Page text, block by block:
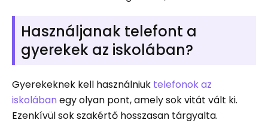
Használjanak telefont a
gyerekek az iskolában?
Gyerekeknek kell használniuk telefonok az
iskolában egy olyan pont, amely sok vitát vált ki.
Ezenkívül sok szakértő hosszasan tárgyalta.